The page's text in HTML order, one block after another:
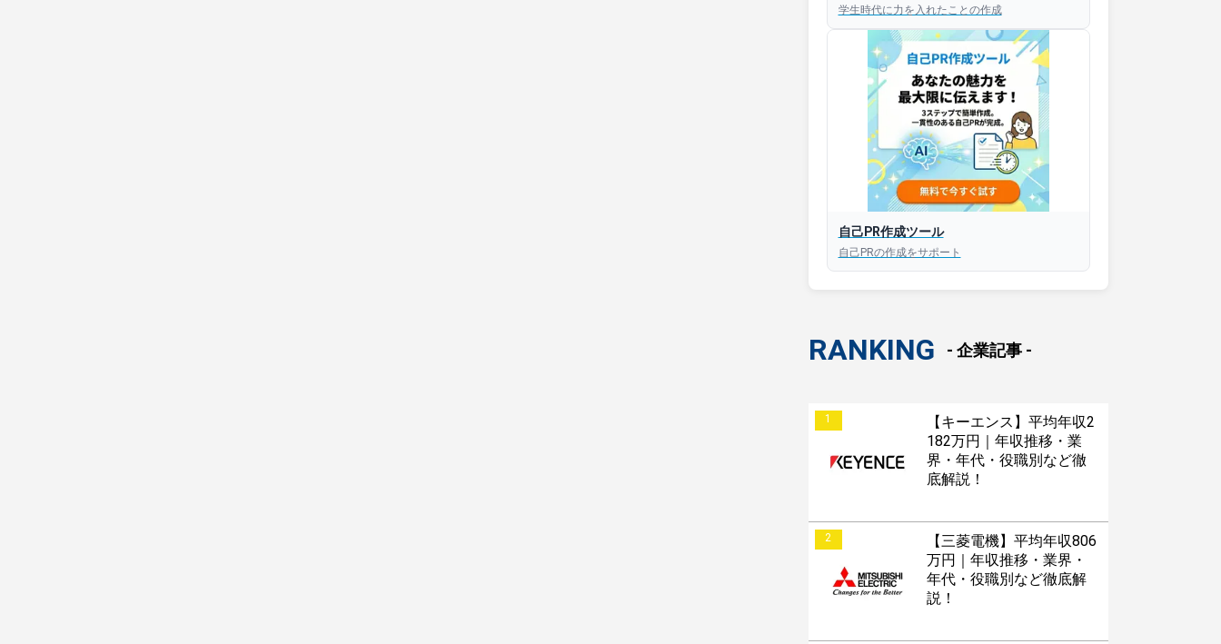
学生時代に力を入れたことの作成
自己PR作成ツール
自己PRの作成をサポート
RANKING - 企業記事 -
1
【キーエンス】平均年収2
182万円｜年収推移・業
界・年代・役職別など徹
底解説！
2
【三菱電機】平均年収806
万円｜年収推移・業界・
年代・役職別など徹底解
説！